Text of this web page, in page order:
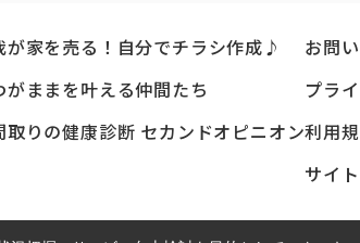
が家を売る！自分でチラシ作成♪
がままを叶える仲間たち
取りの健康診断 セカンドオピニオン
お問
プラ
利用
サイ